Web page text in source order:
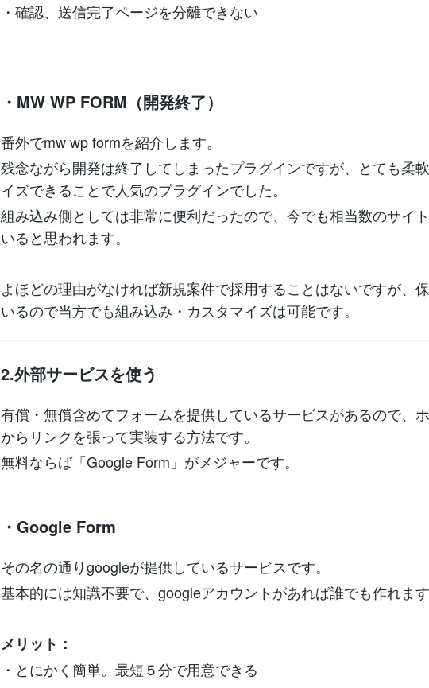
・確認、送信完了ページを分離できない
・MW WP FORM（開発終了）
番外でmw wp formを紹介します。
残念ながら開発は終了してしまったプラグインですが、とても柔
イズできることで人気のプラグインでした。
組み込み側としては非常に便利だったので、今でも相当数のサイ
いると思われます。
よほどの理由がなければ新規案件で採用することはないですが、
いるので当方でも組み込み・カスタマイズは可能です。
2.外部サービスを使う
有償・無償含めてフォームを提供しているサービスがあるので、
からリンクを張って実装する方法です。
無料ならば「Google Form」がメジャーです。
・Google Form
その名の通りgoogleが提供しているサービスです。
基本的には知識不要で、googleアカウントがあれば誰でも作れます
メリット：
・とにかく簡単。最短５分で用意できる